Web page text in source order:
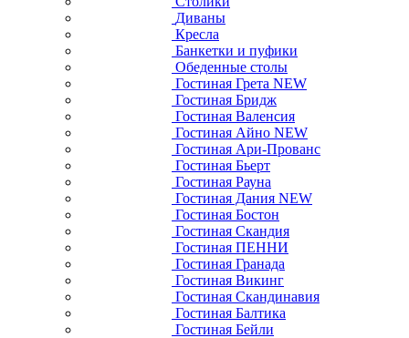
Диваны
Кресла
Банкетки и пуфики
Обеденные столы
Гостиная Грета NEW
Гостиная Бридж
Гостиная Валенсия
Гостиная Айно NEW
Гостиная Ари-Прованс
Гостиная Бьерт
Гостиная Рауна
Гостиная Дания NEW
Гостиная Бостон
Гостиная Скандия
Гостиная ПЕННИ
Гостиная Гранада
Гостиная Викинг
Гостиная Скандинавия
Гостиная Балтика
Гостиная Бейли